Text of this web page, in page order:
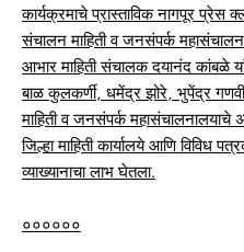
कार्यक्रमाचे प्रास्ताविक नागपूर प्रेस
संचालन माहिती व जनसंपर्क
आभार माहिती संचालक दयानंद कांबळे
बाळ कुलकर्णी, धमेंद्र झोरे, भुपेंद्र
माहिती व जनसंपर्क महासंचालनालयाचे
जिल्हा माहिती कार्यालये आणि विविध
व्याख्यानाचा लाभ घेतला.
००००००